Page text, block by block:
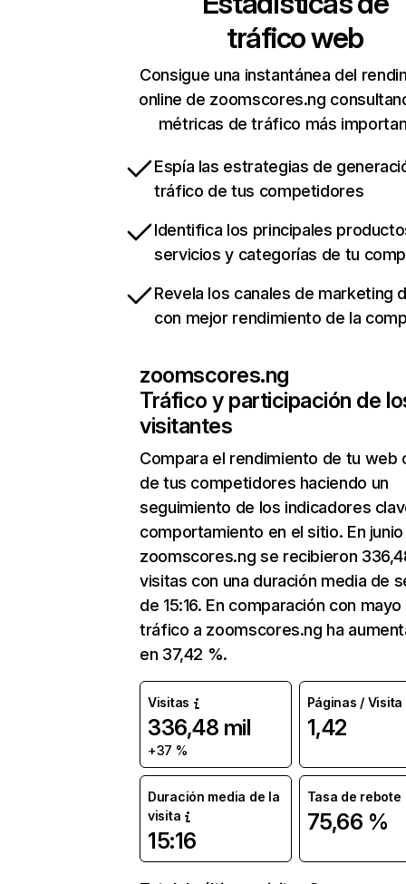
tráfico web
Consigue una instantánea del
online de zoomscores.ng
métricas de tráfico más
Espía las estrategias de
tráfico de tus competidores
Identifica los principales
servicios y categorías de tu
Revela los canales de marketing
con mejor rendimiento de la
zoomscores.ng
Tráfico y participación de
visitantes
Compara el rendimiento de tu web
de tus competidores haciendo un
seguimiento de los indicadores
comportamiento en el sitio. En junio
zoomscores.ng se recibieron
visitas con una duración media de
de 15:16. En comparación con mayo
tráfico a zoomscores.ng ha
en 37,42 %.
Visitas
336,48 mil
+37 %
Páginas / Visita
1,42
Duración media de la
visita
15:16
Tasa de rebote
75,66 %